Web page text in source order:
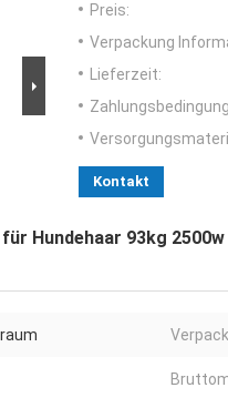
Preis:
Verpackung
Lieferzeit:
Kontakt
Hundehaar 93kg